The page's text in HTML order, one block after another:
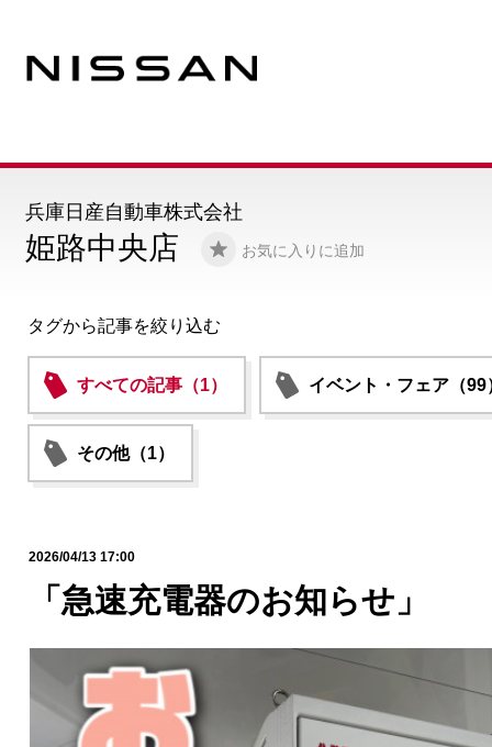
姫路中央店 お気に入りに追加
兵庫日産自動車株式会社
タグから記事を絞り込む
すべての記事（1） イベント・フェア（99
その他（1）
2026/04/13 17:00
「急速充電器のお知らせ」